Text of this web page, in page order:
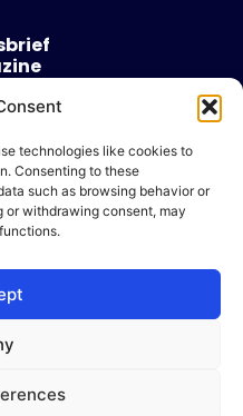
technologies like cookies to
Consenting to these
such as browsing behavior or
or withdrawing consent, may
Business
door